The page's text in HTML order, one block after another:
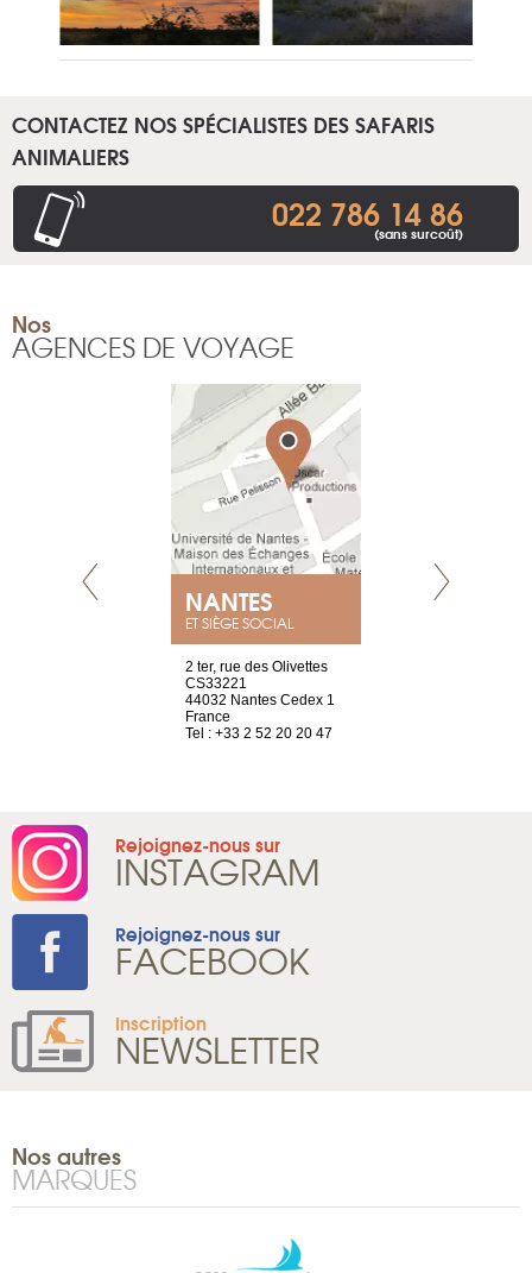
CONTACTEZ NOS SPÉCIALISTES DES SAFARIS
ANIMALIERS
022 786 14 86
(sans surcoût)
Nos
AGENCES DE VOYAGE
NANTES
ET SIÈGE SOCIAL
2 ter, rue des Olivettes
CS33221
44032 Nantes Cedex 1
France
Tel : +33 2 52 20 20 47
Rejoignez-nous sur
INSTAGRAM
Rejoignez-nous sur
FACEBOOK
Inscription
NEWSLETTER
Nos autres
MARQUES